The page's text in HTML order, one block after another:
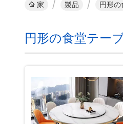
家 製品 円形の
円形の食堂テー